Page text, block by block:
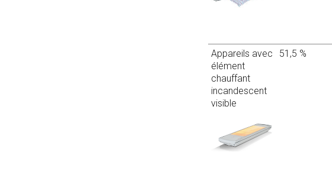
Appareils avec
élément
chauffant
incandescent
visible
51,5 %